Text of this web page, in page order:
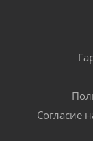
Согласие